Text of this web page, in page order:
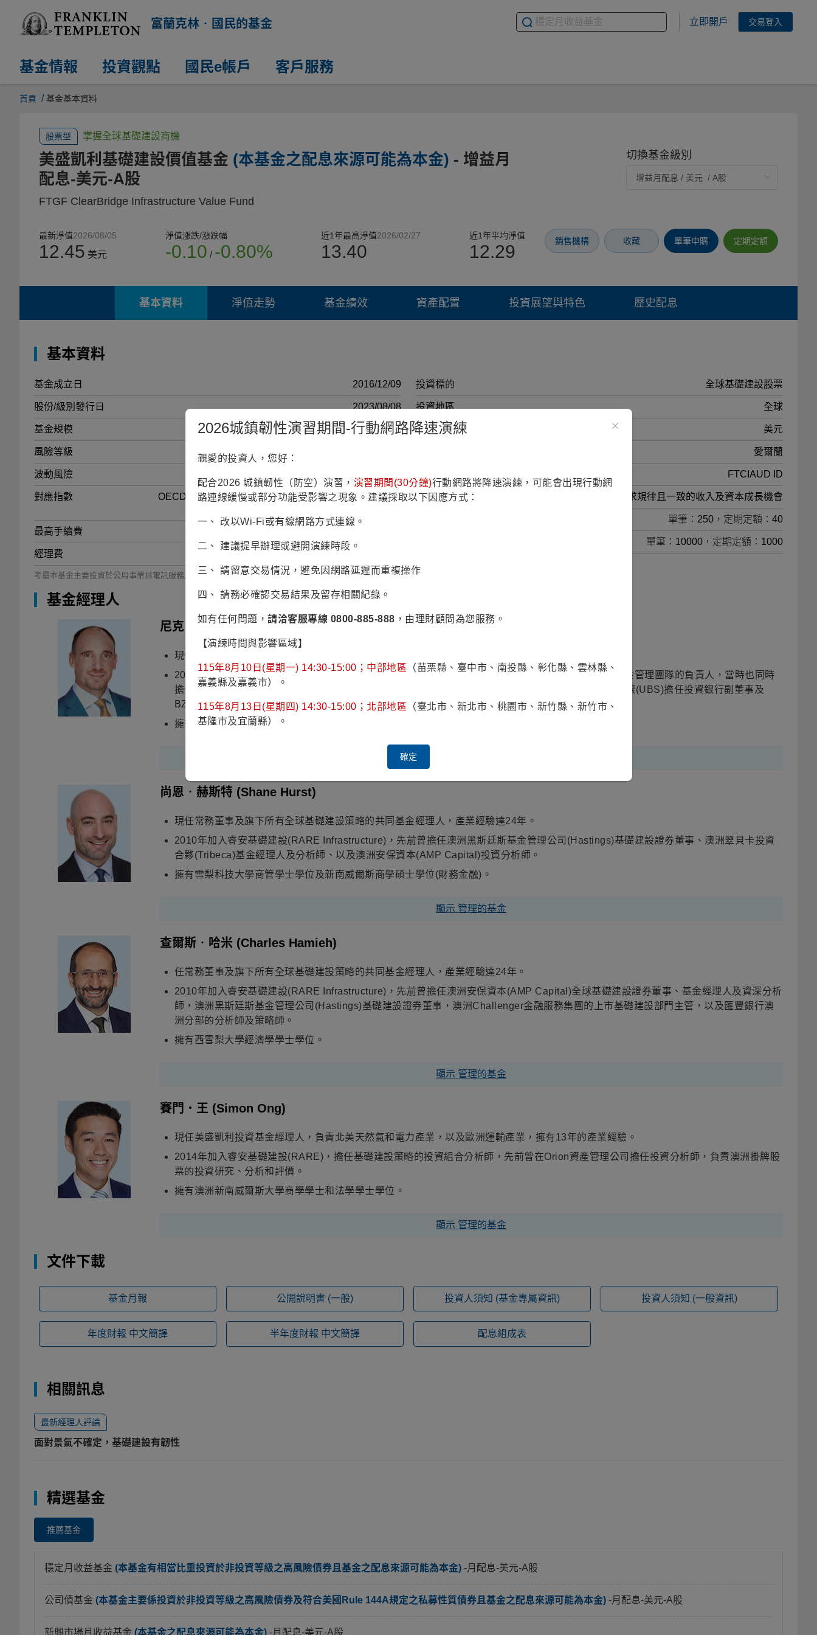
富蘭克林‧國民的基金
搜尋基金
請輸入您想搜尋的基金關鍵字
立即開戶 交易登入
基金情報 投資觀點 國民e帳戶 客戶服務
首頁 / 基金基本資料
股票型 掌握全球基礎建設商機
美盛凱利基礎建設價值基金 (本基金之配息來源可能為本金) - 增益月
配息-美元-A股
FTGF ClearBridge Infrastructure Value Fund
切換基金級別
最新淨值2026/08/05
12.45 美元
淨值漲跌/漲跌幅
-0.10 / -0.80%
近1年最高淨值2026/02/27
13.40
近1年平均淨值
12.29
銷售機構 收藏 單筆申購 定期定額
基本資料 淨值走勢 基金績效 資產配置 投資展望與特色 歷史配息
基本資料
基金成立日 2016/12/09
股份/級別發行日 2023/08/08
基金規模 16億6佰萬歐元 (2026/07/30)
風險等級
波動風險
對應指數
OECD G7 CPI + 5.5%、FTSE Global Core Infrastructure
最高手續費
經理費
投資標的 全球基礎建設股票
投資地區 全球
計價幣別 美元
愛爾蘭
FTCIAUD ID
投資政策 追求規律且一致的收入及資本成長機會
單筆：250，定期定額：40
單筆：10000，定期定額：1000
考量本基金主要投資於公用事業與電訊服務產業等防禦性(RR3)次產業為多，且基金短中長期波動風險低於防禦產業平均，故本基金之風險報酬等級應為RR3。
基金經理人
尼克．蘭利(Nick Langley)
現任常務董事及旗下所有全球基礎建設策略的共同基金經理人，產業經驗達27年。
2006年創立睿安基礎建設(RARE Infrastructure)，先前曾擔任澳洲安保資本(AMP Capital) 基礎建設基金管理團隊的負責人，當時也同時
擔任在澳洲掛牌、規模50億澳幣的投資信託基金DUET的財務長，負責管理電力及瓦斯資產，也曾於瑞銀(UBS)擔任投資銀行副董事及
BZW/AMB AMRO併購部門經理。
擁有奧克蘭大學法學及商學學士學位。
尚恩‧赫斯特 (Shane Hurst)
現任常務董事及旗下所有全球基礎建設策略的共同基金經理人，產業經驗達24年。
2010年加入睿安基礎建設(RARE Infrastructure)，先前曾擔任澳洲黑斯廷斯基金管理公司(Hastings)基礎建設證券董事、澳洲翠貝卡投資
合夥(Tribeca)基金經理人及分析師、以及澳洲安保資本(AMP Capital)投資分析師。
擁有雪梨科技大學商管學士學位及新南威爾斯商學碩士學位(財務金融)。
顯示 管理的基金
查爾斯‧哈米 (Charles Hamieh)
任常務董事及旗下所有全球基礎建設策略的共同基金經理人，產業經驗達24年。
2010年加入睿安基礎建設(RARE Infrastructure)，先前曾擔任澳洲安保資本(AMP Capital)全球基礎建設證券董事、基金經理人及資深分析
師，澳洲黑斯廷斯基金管理公司(Hastings)基礎建設證券董事，澳洲Challenger金融服務集團的上市基礎建設部門主管，以及匯豐銀行澳
洲分部的分析師及策略師。
擁有西雪梨大學經濟學學士學位。
顯示 管理的基金
賽門．王 (Simon Ong)
現任美盛凱利投資基金經理人，負責北美天然氣和電力產業，以及歐洲運輸產業，擁有13年的產業經驗。
2014年加入睿安基礎建設(RARE)，擔任基礎建設策略的投資組合分析師，先前曾在Orion資產管理公司擔任投資分析師，負責澳洲掛牌股
票的投資研究、分析和評價。
擁有澳洲新南威爾斯大學商學學士和法學學士學位。
顯示 管理的基金
文件下載
基金月報 公開說明書 (一般) 投資人須知 (基金專屬資訊) 投資人須知 (一般資訊)
年度財報 中文簡譯 半年度財報 中文簡譯 配息組成表
相關訊息
最新經理人評論
面對景氣不確定，基礎建設有韌性
精選基金
推薦基金
穩定月收益基金 (本基金有相當比重投資於非投資等級之高風險債券且基金之配息來源可能為本金) -月配息-美元-A股
公司債基金 (本基金主要係投資於非投資等級之高風險債券及符合美國Rule 144A規定之私募性質債券且基金之配息來源可能為本金) -月配息-美元-A股
新興市場月收益基金 (本基金之配息來源可能為本金) -月配息-美元-A股
2026城鎮韌性演習期間-行動網路降速演練
親愛的投資人，您好：
配合2026 城鎮韌性（防空）演習， 演習期間(30分鐘)行動網路將降速演練，可能會出現行動網
路連線緩慢或部分功能受影響之現象。建議採取以下因應方式：
一、 改以Wi-Fi或有線網路方式連線。
二、 建議提早辦理或避開演練時段。
三、 請留意交易情況，避免因網路延遲而重複操作
四、 請務必確認交易結果及留存相關紀錄。
如有任何問題， 請洽客服專線 0800-885-888 ，由理財顧問為您服務。
【演練時間與影響區域】
115年8月10日(星期一) 14:30-15:00；中部地區
（苗栗縣、臺中市、南投縣、彰化縣、雲林縣、
嘉義縣及嘉義市）。
115年8月13日(星期四) 14:30-15:00；北部地區
（臺北市、新北市、桃園市、新竹縣、新竹市、
基隆市及宜蘭縣）。
確定